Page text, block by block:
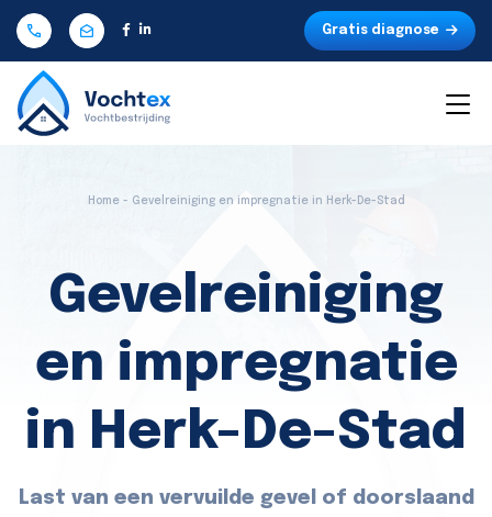
Gratis diagnose
Home - Gevelreiniging en impregnatie in Herk-De-Stad
Gevelreiniging
en impregnatie
in Herk-De-Stad
Last van een vervuilde gevel of doorslaand